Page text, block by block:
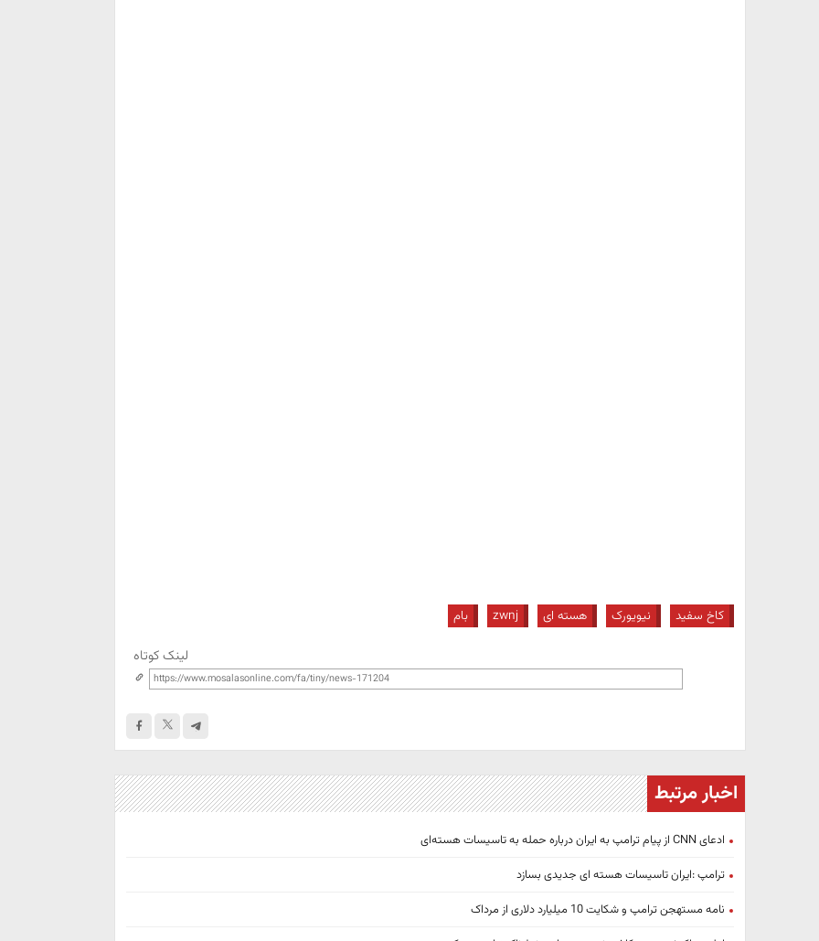
کاخ سفید نیویورک هسته ای zwnj بام
لینک کوتاه
اخبار مرتبط
ادعای CNN از پیام ترامپ به ایران درباره حمله به تاسیسات هسته‌ای
ترامپ :ایران تاسیسات هسته ای جدیدی بسازد
نامه‌ مستهجن ترامپ و شکایت 10 میلیارد دلاری از مرداک